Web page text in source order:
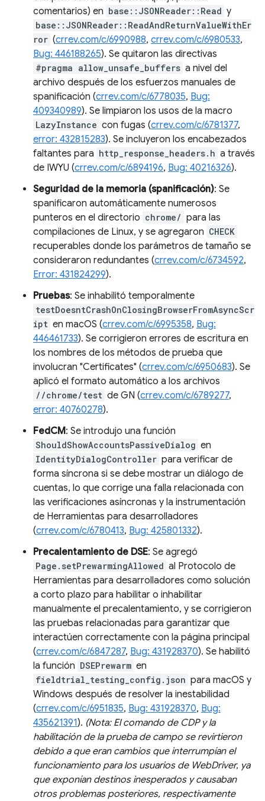
comentarios) en base::JSONReader::Read y
base::JSONReader::ReadAndReturnValueWithEr
ror (crrev.com/c/6990988, crrev.com/c/6980533,
Bug: 446188265). Se quitaron las directivas
#pragma allow_unsafe_buffers a nivel del
archivo después de los esfuerzos manuales de
spanificación (crrev.com/c/6778035, Bug:
409340989). Se limpiaron los usos de la macro
LazyInstance con fugas (crrev.com/c/6781377,
error: 432815283). Se incluyeron los encabezados
faltantes para http_response_headers.h a través
de IWYU (crrev.com/c/6894196, Bug: 40216326).
Seguridad de la memoria (spanificación): Se
spanificaron automáticamente numerosos
punteros en el directorio chrome/ para las
compilaciones de Linux, y se agregaron CHECK
recuperables donde los parámetros de tamaño se
consideraron redundantes (crrev.com/c/6734592,
Error: 431824299).
Pruebas: Se inhabilitó temporalmente
testDoesntCrashOnClosingBrowserFromAsyncScr
ipt en macOS (crrev.com/c/6995358, Bug:
446461733). Se corrigieron errores de escritura en
los nombres de los métodos de prueba que
involucran "Certificates" (crrev.com/c/6950683). Se
aplicó el formato automático a los archivos
//chrome/test de GN (crrev.com/c/6789277,
error: 40760278).
FedCM: Se introdujo una función
ShouldShowAccountsPassiveDialog en
IdentityDialogController para verificar de
forma síncrona si se debe mostrar un diálogo de
cuentas, lo que corrige una falla relacionada con
las verificaciones asíncronas y la instrumentación
de Herramientas para desarrolladores
(crrev.com/c/6780413, Bug: 425801332).
Precalentamiento de DSE: Se agregó
Page.setPrewarmingAllowed al Protocolo de
Herramientas para desarrolladores como solución
a corto plazo para habilitar o inhabilitar
manualmente el precalentamiento, y se corrigieron
las pruebas relacionadas para garantizar que
interactúen correctamente con la página principal
(crrev.com/c/6847287, Bug: 431928370). Se habilitó
la función DSEPrewarm en
fieldtrial_testing_config.json para macOS y
Windows después de resolver la inestabilidad
(crrev.com/c/6951835, Bug: 431928370, Bug:
435621391). (Nota: El comando de CDP y la
habilitación de la prueba de campo se revirtieron
debido a que eran cambios que interrumpían el
funcionamiento para los usuarios de WebDriver, ya
que exponían destinos inesperados y causaban
otros problemas posteriores, respectivamente